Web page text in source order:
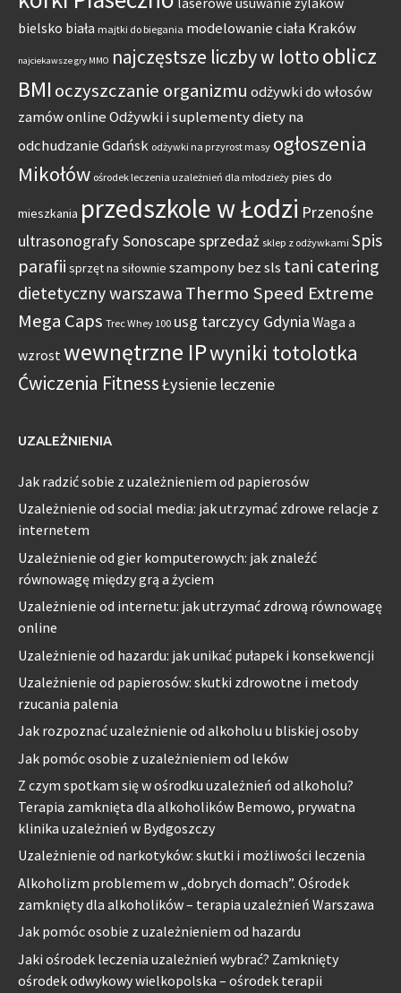
bielsko biała majtki do biegania modelowanie ciała Kraków
najciekawsze gry MMO najczęstsze liczby w lottooblicz
BMI oczyszczanie organizmu odżywki do włosów
zamów onlineOdżywki i suplementy diety na
odchudzanie Gdańsk odżywki na przyrost masy ogłoszenia
Mikołów ośrodek leczenia uzależnień dla młodzieży pies do
mieszkania przedszkole w Łodzi Przenośne
ultrasonografy Sonoscape sprzedaż sklep z odżywkami Spis
parafii sprzęt na siłownie szampony bez sls tani catering
dietetyczny warszawa Thermo Speed Extreme
Mega Caps Trec Whey 100 usg tarczycy Gdynia Waga a
wzrost wewnętrzne IPwyniki totolotka
Ćwiczenia FitnessŁysienie leczenie
UZALEŻNIENIA
Jak radzić sobie z uzależnieniem od papierosów
Uzależnienie od social media: jak utrzymać zdrowe relacje z
internetem
Uzależnienie od gier komputerowych: jak znaleźć
równowagę między grą a życiem
Uzależnienie od internetu: jak utrzymać zdrową równowagę
online
Uzależnienie od hazardu: jak unikać pułapek i konsekwencji
Uzależnienie od papierosów: skutki zdrowotne i metody
rzucania palenia
Jak rozpoznać uzależnienie od alkoholu u bliskiej osoby
Jak pomóc osobie z uzależnieniem od leków
Z czym spotkam się w ośrodku uzależnień od alkoholu?
Terapia zamknięta dla alkoholików Bemowo, prywatna
klinika uzależnień w Bydgoszczy
Uzależnienie od narkotyków: skutki i możliwości leczenia
Alkoholizm problemem w „dobrych domach”. Ośrodek
zamknięty dla alkoholików – terapia uzależnień Warszawa
Jak pomóc osobie z uzależnieniem od hazardu
Jaki ośrodek leczenia uzależnień wybrać? Zamknięty
ośrodek odwykowy wielkopolska – ośrodek terapii